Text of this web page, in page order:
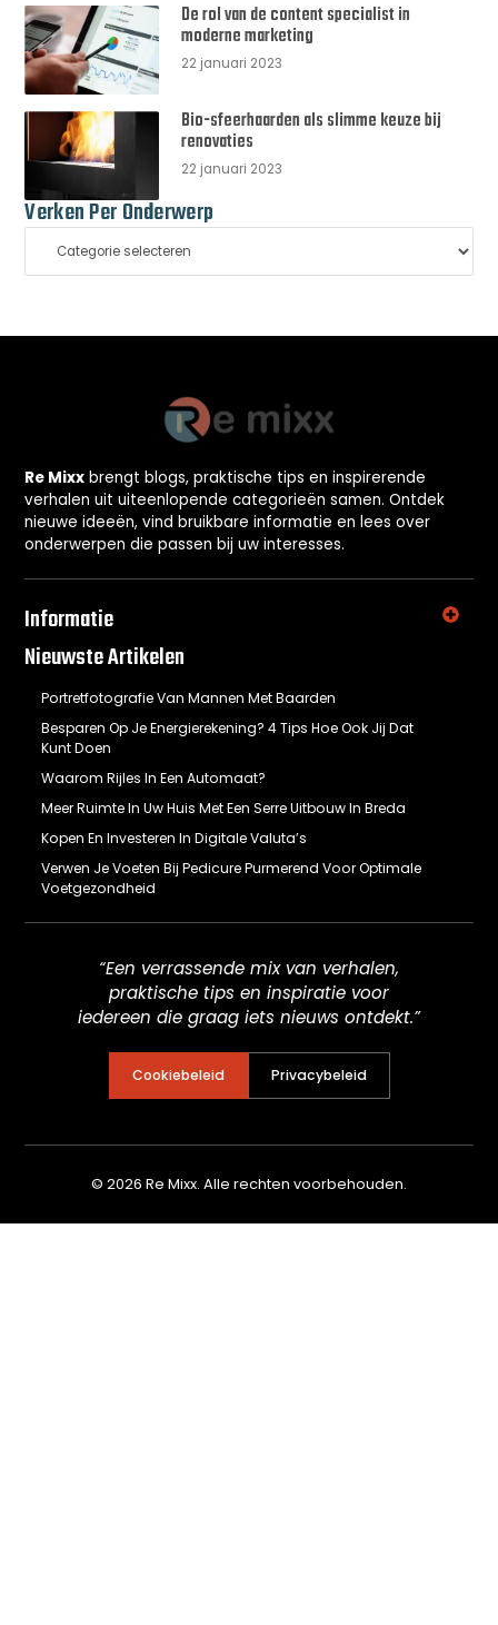
De rol van de content specialist in
moderne marketing
22 januari 2023
Bio-sfeerhaarden als slimme keuze bij
renovaties
22 januari 2023
Verken Per Onderwerp
Re Mixx brengt blogs, praktische tips en inspirerende
verhalen uit uiteenlopende categorieën samen. Ontdek
nieuwe ideeën, vind bruikbare informatie en lees over
onderwerpen die passen bij uw interesses.
Informatie
Nieuwste Artikelen
Portretfotografie Van Mannen Met Baarden
Besparen Op Je Energierekening? 4 Tips Hoe Ook Jij Dat
Kunt Doen
Waarom Rijles In Een Automaat?
Meer Ruimte In Uw Huis Met Een Serre Uitbouw In Breda
Kopen En Investeren In Digitale Valuta’s
Verwen Je Voeten Bij Pedicure Purmerend Voor Optimale
Voetgezondheid
“Een verrassende mix van verhalen,
praktische tips en inspiratie voor
iedereen die graag iets nieuws ontdekt.”
Cookiebeleid Privacybeleid
© 2026 Re Mixx. Alle rechten voorbehouden.